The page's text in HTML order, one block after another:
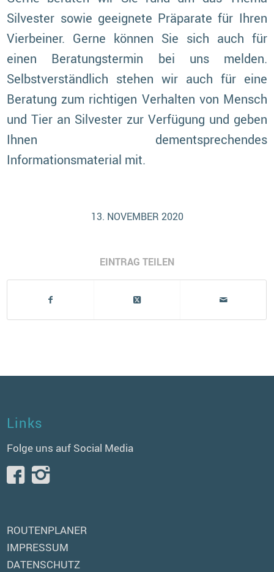
Silvester sowie geeignete Präparate für Ihren
Vierbeiner. Gerne können Sie sich auch für
einen Beratungstermin bei uns melden.
Selbstverständlich stehen wir auch für eine
Beratung zum richtigen Verhalten von Mensch
und Tier an Silvester zur Verfügung und geben
Ihnen dementsprechendes
Informationsmaterial mit.
13. NOVEMBER 2020
EINTRAG TEILEN
Links
Folge uns auf Social Media
ROUTENPLANER
IMPRESSUM
DATENSCHUTZ